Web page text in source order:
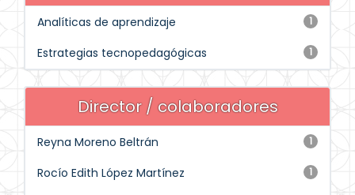
1
Analíticas de aprendizaje
1
Estrategias tecnopedagógicas
Director / colaboradores
1
Reyna Moreno Beltrán
1
Rocío Edith López Martínez